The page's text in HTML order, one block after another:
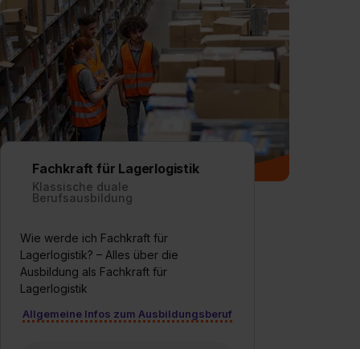
Fachkraft für Lagerlogistik
Klassische duale
Berufsausbildung
Wie werde ich Fachkraft für
Lagerlogistik? – Alles über die
Ausbildung als Fachkraft für
Lagerlogistik
Allgemeine Infos zum Ausbildungsberuf